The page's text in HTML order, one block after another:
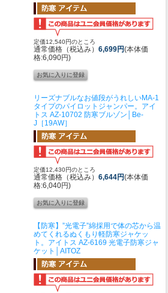
定価12,540円のところ
通常価格（税込み） 6,699円(本体価
格:6,090円)
リーズナブルなお値段がうれしいMA-1
タイプのパイロットジャンパー。 アイ
トス AZ-10702 防寒ブルゾン│Be-
J［19AW］
定価12,430円のところ
通常価格（税込み） 6,644円(本体価
格:6,040円)
【防寒】”光電子”綿採用で体の芯から温
めてくれるぬくもり軽防寒ジャケッ
ト。 アイトス AZ-6169 光電子防寒ジャ
ケット│AITOZ